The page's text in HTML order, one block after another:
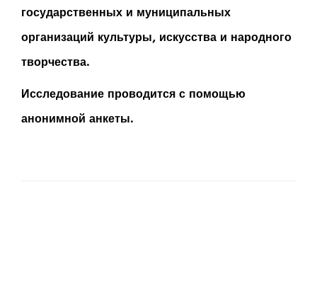
государственных и муниципальных
организаций культуры, искусства и народного
творчества.
Исследование проводится с помощью
анонимной анкеты.